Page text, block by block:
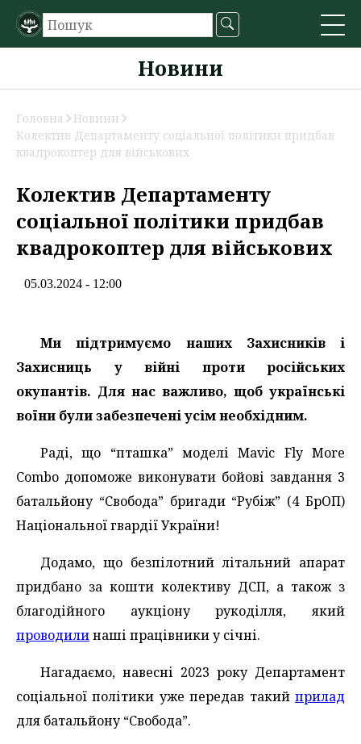
Новини
Головна
Новини
Колектив Департаменту соціальної політики придбав
квадрокоптер для військових
Колектив Департаменту
соціальної політики придбав
квадрокоптер для військових
05.03.2024 - 12:00
Ми підтримуємо наших Захисників і
Захисниць у війні проти російських
окупантів. Для нас важливо, щоб українські
воїни були забезпечені усім необхідним.
Раді, що “пташка” моделі Маvic Fly More
Combo допоможе виконувати бойові завдання 3
батальйону “Свобода” бригади “Рубіж” (4 БрОП)
Національної гвардії України!
Додамо, що безпілотний літальний апарат
придбано за кошти колективу ДСП, а також з
благодійного аукціону рукоділля, який
проводилинаші працівники у січні.
Нагадаємо, навесні 2023 року Департамент
соціальної політики уже передав такий прилад
для батальйону “Свобода”.